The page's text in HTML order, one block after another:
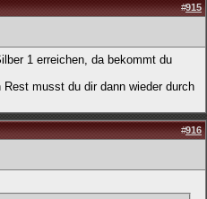
#915
1 erreichen, da bekommt du
musst du dir dann wieder durch
#916